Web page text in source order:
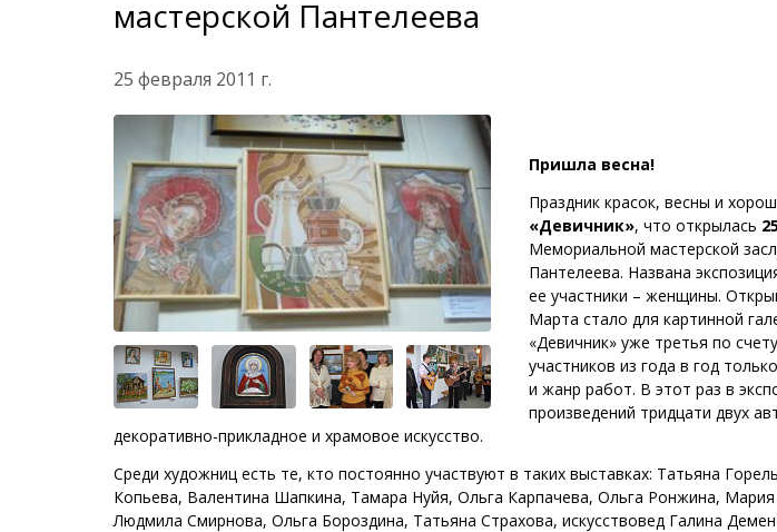
мастерской Пантелеева
25 февраля 2011 г.
Пришла весна!
Праздник красок, весны и
«Девичник», что открылась
Мемориальной мастерской
Пантелеева. Названа
ее участники – женщины.
Марта стало для картинной
«Девичник» уже третья по
участников из года в год
и жанр работ. В этот раз в
произведений тридцати двух
декоративно-прикладное и храмовое искусство.
Среди художниц есть те, кто постоянно участвуют в таких выставках: Татьяна
Копьева, Валентина Шапкина, Тамара Нуйя, Ольга Карпачева, Ольга Ронжина,
Людмила Смирнова, Ольга Бороздина, Татьяна Страхова, искусствовед Галина